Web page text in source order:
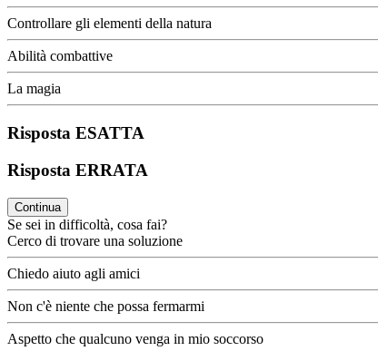
Controllare gli elementi della natura
Abilità combattive
La magia
Risposta ESATTA
Risposta ERRATA
Continua
Se sei in difficoltà, cosa fai?
Cerco di trovare una soluzione
Chiedo aiuto agli amici
Non c'è niente che possa fermarmi
Aspetto che qualcuno venga in mio soccorso